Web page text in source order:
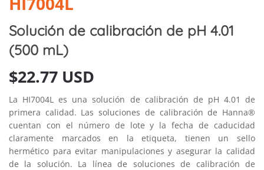
Solución de calibración de pH 4.01
(500 mL)
$22.77 USD
La HI7004L es una solución de calibración de pH 4.01 de
primera calidad. Las soluciones de calibración de Hanna®
cuentan con el número de lote y la fecha de caducidad
claramente marcados en la etiqueta, tienen un sello
hermético para evitar manipulaciones y asegurar la calidad
de la solución. La línea de soluciones de calibración de